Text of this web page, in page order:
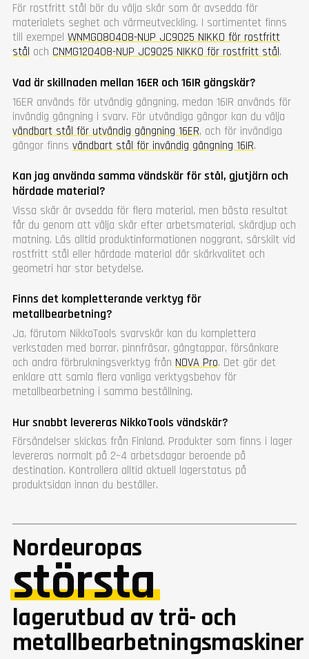
För rostfritt stål bör du välja skär som är avsedda för
materialets seghet och värmeutveckling. I sortimentet finns
till exempel WNMG080408-NUP JC9025 NIKKO för rostfritt
stål och CNMG120408-NUP JC9025 NIKKO för rostfritt stål.
Vad är skillnaden mellan 16ER och 16IR gängskär?
16ER används för utvändig gängning, medan 16IR används för
invändig gängning i svarv. För utvändiga gängor kan du välja
vändbart stål för utvändig gängning 16ER, och för invändiga
gängor finns vändbart stål för invändig gängning 16IR.
Kan jag använda samma vändskär för stål, gjutjärn och
härdade material?
Vissa skär är avsedda för flera material, men bästa resultat
får du genom att välja skär efter arbetsmaterial, skärdjup och
matning. Läs alltid produktinformationen noggrant, särskilt vid
rostfritt stål eller härdade material där skärkvalitet och
geometri har stor betydelse.
Finns det kompletterande verktyg för
metallbearbetning?
Ja, förutom NikkoTools svarvskär kan du komplettera
verkstaden med borrar, pinnfräsar, gängtappar, försänkare
och andra förbrukningsverktyg från NOVA Pro. Det gör det
enklare att samla flera vanliga verktygsbehov för
metallbearbetning i samma beställning.
Hur snabbt levereras NikkoTools vändskär?
Försändelser skickas från Finland. Produkter som finns i lager
levereras normalt på 2–4 arbetsdagar beroende på
destination. Kontrollera alltid aktuell lagerstatus på
produktsidan innan du beställer.
Nordeuropas
största
lagerutbud av trä- och
metallbearbetningsmaskiner